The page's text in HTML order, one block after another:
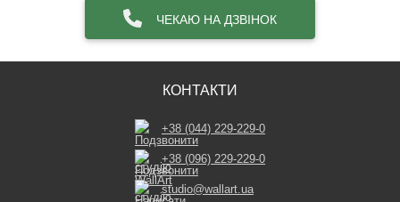
ЧЕКАЮ НА ДЗВІНОК
КОНТАКТИ
+38 (044) 229-229-0
+38 (096) 229-229-0
studio@wallart.ua